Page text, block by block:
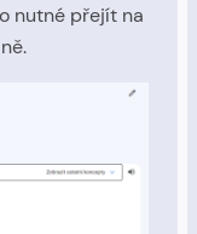
nutné přejít na